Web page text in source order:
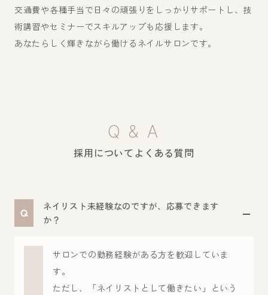
交通費や各種手当で日々の頑張りをしっかりサポートし、技
術講習やセミナーでスキルアップも応援します。
あなたらしく輝きながら働けるネイルサロンです。
Q & A
採用についてよくある質問
Q
ネイリスト未経験なのですが、応募できます
か？
サロンでの勤務経験がある方を歓迎していま
す。
ただし、「ネイリストとして働きたい」という